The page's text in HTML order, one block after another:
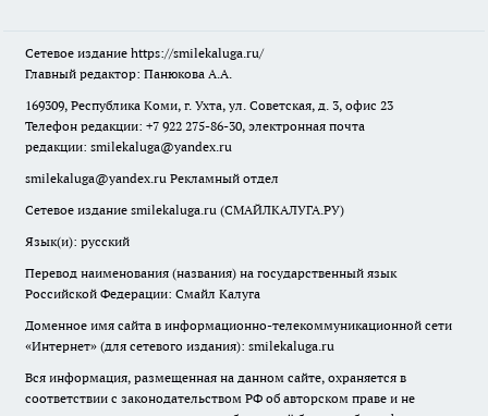
Сетевое издание https://smilekaluga.ru/
Главный редактор: Панюкова А.А.
169309, Республика Коми, г. Ухта, ул. Советская, д. 3, офис 23
Телефон редакции: +7 922 275-86-30, электронная почта
редакции: smilekaluga@yandex.ru
smilekaluga@yandex.ru Рекламный отдел
Сетевое издание smilekaluga.ru (СМАЙЛКАЛУГА.РУ)
Язык(и): русский
Перевод наименования (названия) на государственный язык
Российской Федерации: Смайл Калуга
Доменное имя сайта в информационно-телекоммуникационной сети
«Интернет» (для сетевого издания): smilekaluga.ru
Вся информация, размещенная на данном сайте, охраняется в
соответствии с законодательством РФ об авторском праве и не